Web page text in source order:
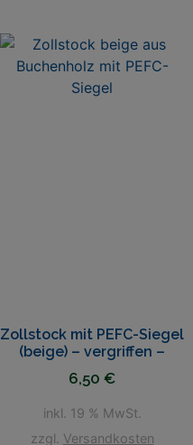
Zollstock mit PEFC-Siegel
(beige) – vergriffen –
6,50 €
inkl. 19 % MwSt.
zzgl. Versandkosten